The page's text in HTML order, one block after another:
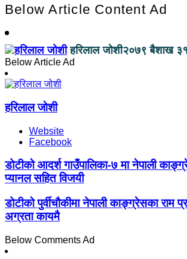
Below Article Content Ad
हरिलाल जोशी२०७९ बैशाख
Below Article Ad
हरिलाल जोशी
Website
Facebook
डोटीको आदर्श गाउँपालिका-७ मा नेपाली
प्यानल सहित विजयी
डोटीको पुर्वीचौकीमा नेपाली काङ्ग्रेसका राम
अग्रता कायमै
Below Comments Ad